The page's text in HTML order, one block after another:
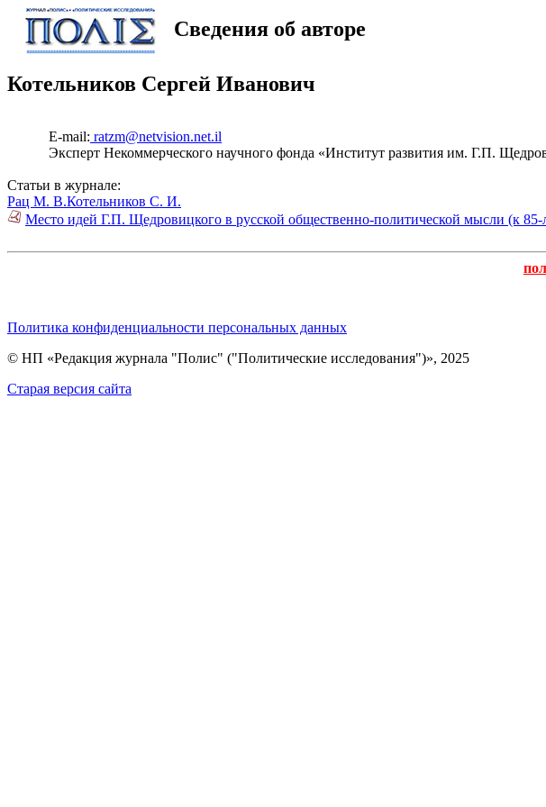
Сведения об авторе
Котельников Сергей Иванович
E-mail: ratzm@netvision.net.il
Эксперт Некоммерческого научного фонда «Институт развития им. Г.П.
Статьи в журнале:
Рац М. В.Котельников С. И.
Место идей Г.П. Щедровицкого в русской общественно-политической мысли (к
Политика конфиденциальности персональных данных
© НП «Редакция журнала "Полис" ("Политические исследования")», 2025
Cтарая версия сайта